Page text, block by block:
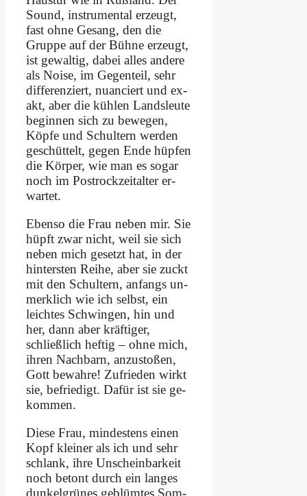
Sound, in­stru­men­tal er­zeugt,
fast oh­ne Ge­sang, den die
Grup­pe auf der Büh­ne er­zeugt,
ist ge­wal­tig, da­bei al­les an­de­re
als Noi­se, im Ge­gen­teil, sehr
dif­fe­ren­ziert, nu­an­ciert und ex­
akt, aber die küh­len Lands­leu­te
be­gin­nen sich zu be­we­gen,
Köp­fe und Schul­tern wer­den
ge­schüt­telt, ge­gen En­de hüp­fen
die Kör­per, wie man es so­gar
noch im Postrock­zeit­al­ter er­
war­tet.
Eben­so die Frau ne­ben mir. Sie
hüpft zwar nicht, weil sie sich
ne­ben mich ge­setzt hat, in der
hin­ter­sten Rei­he, aber sie zuckt
mit den Schul­tern, an­fangs un­
merk­lich wie ich selbst, ein
leich­tes Schwin­gen, hin und
her, dann aber kräf­ti­ger,
schließ­lich hef­tig – oh­ne mich,
ih­ren Nach­barn, an­zu­sto­ßen,
Gott be­wah­re! Zu­frie­den wirkt
sie, be­frie­digt. Da­für ist sie ge­
kom­men.
Die­se Frau, min­de­stens ei­nen
Kopf klei­ner als ich und sehr
schlank, ih­re Un­schein­bar­keit
noch be­tont durch ein lan­ges
dun­kel­grü­nes ge­blüm­tes Som­